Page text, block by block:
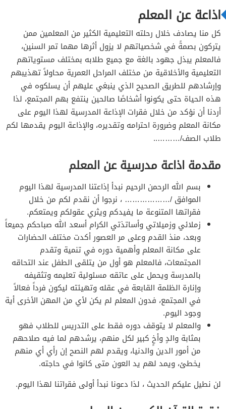
كلمة الصباح عن المعلم قصيرة
خاتمة اذاعة عن المعلم
اذاعة عن المعلم
كل منا يصادف خلال رحلته التعليمية الكثير من المعلمين ممن
يتركون بصمةً في شخصياتهم لا يزول أثرها مهما تمر السنين،
فالمعلم يبذل جهود بالغة مع جميع طلابه بمختلف مستوياتهم
التعليمية والأخلاقية من مختلف المراحل العمرية محاولاً تهذيبهم
وإرشادهم للطريق الصحيح الذي ينبغي عليهم أن يسلكوه في
هذه الحياة حتى يكونوا أشخاصًا صالحين ينتفع بهم المجتمع، لذا
أردنا أن نؤكد من خلال فقرات الإذاعة المدرسية لهذا اليوم على
مكانة المعلم وضرورة احترامه وتقديره، والإذاعة اليوم يقدمها لكم
طلاب الصف/………..
مقدمة اذاعة مدرسية عن المعلم
بسم الله الرحمن الرحيم نبدأ إذاعتنا المدرسية لهذا اليوم
الموافق /……………… ، نرجوا أن نقدم لكم من خلال
فقراتها المتنوعة ما يفيدكم ويثري عقولكم ويمتعكم.
زملائي وزميلاتي وأساتذتي الكرام أسعد الله صباحكم جميعاً
وبعد، منذ القدم وعلى مر العصور أكدت مختلف الحضارات
على مكانة المعلم وأهمية دوره في تنمية وتقدم
المجتمعات، فالمعلم هو أول من يتلقى الطفل عند التحاقه
بالمدرسة ويحمل على عاتقه مسئولية تعليمه وتثقيفه
وإنارة الظلمة القابعة في عقله وتهيئته ليكون فرداً فعالاً
في المجتمع، فدون المعلم لم يكن لأي من المهن الأخرى أية
وجود اليوم.
والمعلم لا يتوقف دوره فقط على التدريس للطلاب فهو
بمثابة والدٍ وأخٍ كبير لكل منهم، يرشدهم لما فيه صلاحهم
من أمور الدين والدنيا، ويقدم لهم النصح إن رأي أي منهم
يخطئ، ويمد لهم يد العون متى كانوا في حاجته.
لن نطيل عليكم الحديث ، لذا دعونا نبدأ أولى فقراتنا لهذا اليوم.